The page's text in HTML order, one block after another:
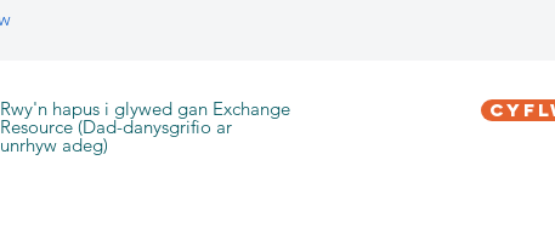
Rwy'n hapus i glywed gan Exchange
Resource (Dad-danysgrifio ar
unrhyw adeg)